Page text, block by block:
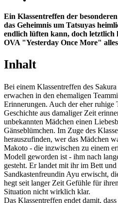
Ein Klassentreffen der
das Geheimnis um Tatsuyas
endlich lüften kann, doch letztlich
OVA "Yesterday Once More"
Inhalt
Bei einem Klassentreffen des
erwachen in den ehemaligen
Erinnerungen. Auch der eher ruhige
Geschichte aus damaliger Zeit
unbekannten Mädchen einen
Gänseblümchen. Im Zuge des
herauszufinden, wer das Mädchen
Makoto - die inzwischen zu einem
Modell geworden ist - ihm nach
gesteht. Er landet mit ihr im Bett
Sandkastenfreundin Ayu erwischt,
hegt seit langer Zeit Gefühle für
Situation nicht wirklich klar.
Das Klassentreffen endet damit,